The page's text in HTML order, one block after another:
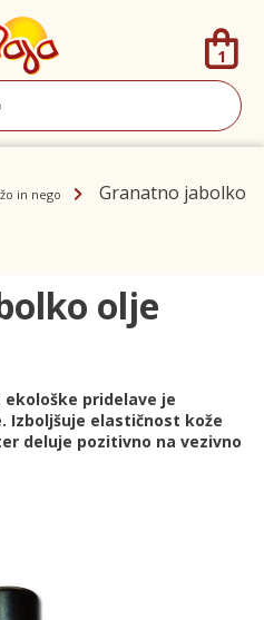
1
in nego
Granatno jabolko
olje
pridelave je
Izboljšuje elastičnost kože
deluje pozitivno na vezivno